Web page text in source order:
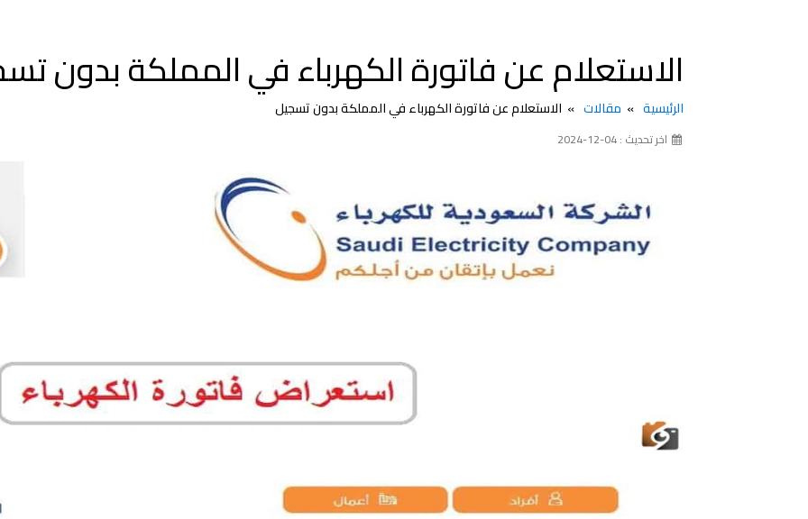
الاستعلام عن فاتورة الكهرباء في المملكة بدون
الرئيسية مقالات الاستعلام عن فاتورة الكهرباء في المملكة بدون تسجيل
اخر تحديث : 04-12-2024